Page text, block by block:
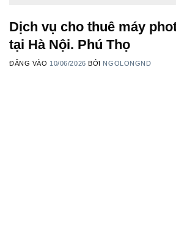
Dịch vụ cho thuê máy
tại Hà Nội. Phú Thọ
ĐĂNG VÀO 10/06/2026 BỞI NGOLONGND